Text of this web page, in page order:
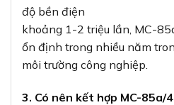
độ bền điện
khoảng 1-2 triệu lần, MC-
ổn định trong nhiều năm
môi trường công nghiệp.
3. Có nên kết hợp MC-85a/